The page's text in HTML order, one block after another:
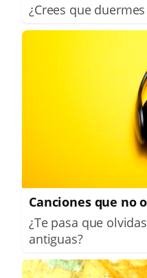
¿Crees que
Canciones que no
¿Te pasa que
antiguas?